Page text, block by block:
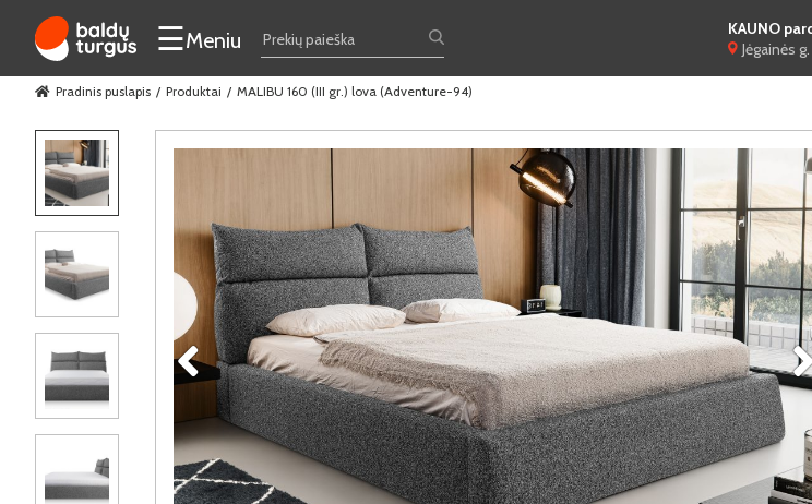
☰Meniu
KAUNO
Jėgainės
Pradinis puslapis Produktai MALIBU 160 (III gr.) lova (Adventure-94)